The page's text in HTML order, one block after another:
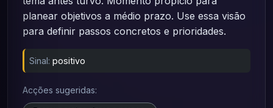
planear objetivos a médio prazo. Use essa visão
para definir passos concretos e prioridades.
Sinal: positivo
Acções sugeridas: